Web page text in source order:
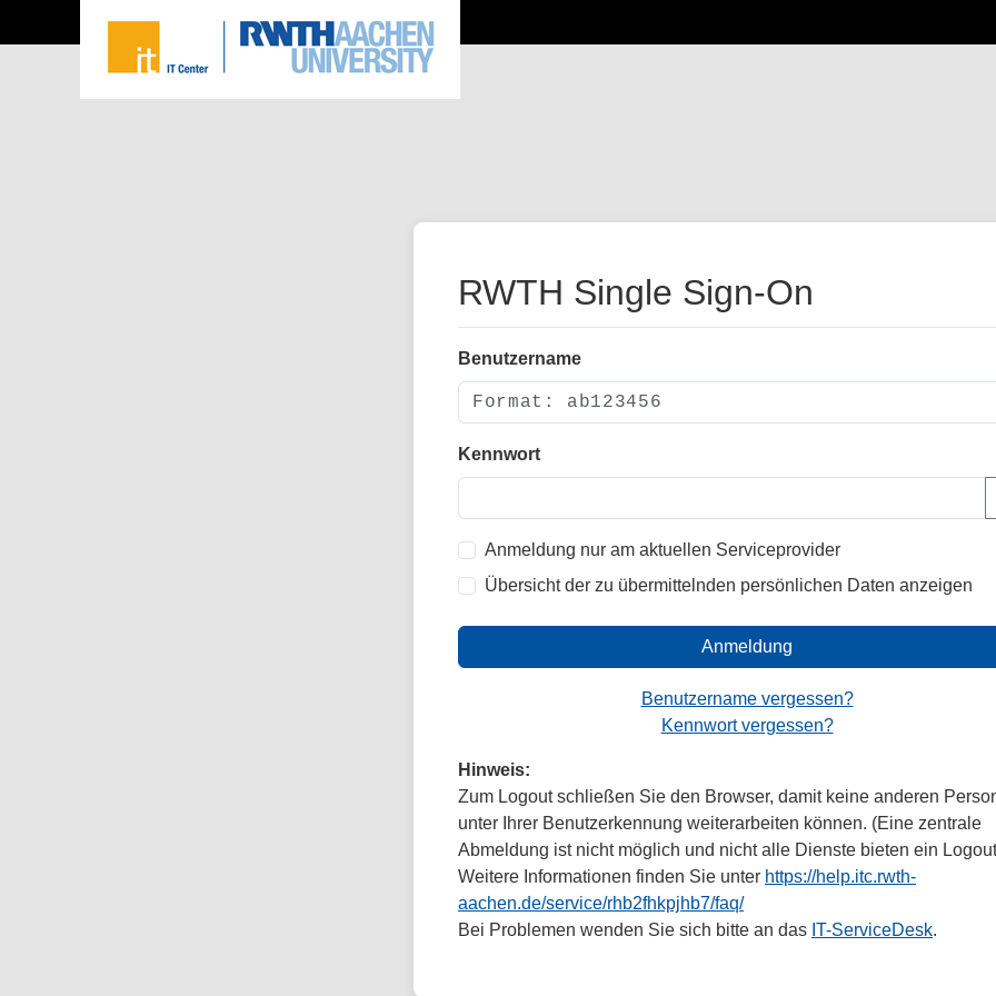
RWTH Single Sign-On
Benutzername
Kennwort
Anmeldung nur am aktuellen Serviceprovider
Übersicht der zu übermittelnden persönlichen Daten anzeigen
Anmeldung
Benutzername vergessen?
Kennwort vergessen?
Hinweis:
Zum Logout schließen Sie den Browser, damit keine anderen
unter Ihrer Benutzerkennung weiterarbeiten können. (Eine zentrale
Abmeldung ist nicht möglich und nicht alle Dienste bieten ein
Weitere Informationen finden Sie unter https://help.itc.rwth-
aachen.de/service/rhb2fhkpjhb7/faq/
Bei Problemen wenden Sie sich bitte an das IT-ServiceDesk.